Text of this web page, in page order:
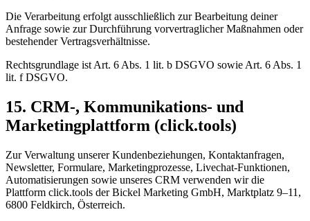
Die Verarbeitung erfolgt ausschließlich zur Bearbeitung deiner
Anfrage sowie zur Durchführung vorvertraglicher Maßnahmen oder
bestehender Vertragsverhältnisse.
Rechtsgrundlage ist Art. 6 Abs. 1 lit. b DSGVO sowie Art. 6 Abs. 1
lit. f DSGVO.
15. CRM-, Kommunikations- und
Marketingplattform (click.tools)
Zur Verwaltung unserer Kundenbeziehungen, Kontaktanfragen,
Newsletter, Formulare, Marketingprozesse, Livechat-Funktionen,
Automatisierungen sowie unseres CRM verwenden wir die
Plattform click.tools der Bickel Marketing GmbH, Marktplatz 9–11,
6800 Feldkirch, Österreich.